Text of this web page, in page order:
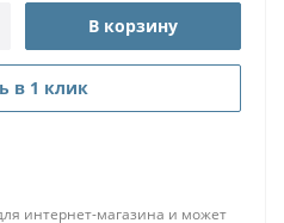
В корзину
в 1 клик
интернет-магазина и может